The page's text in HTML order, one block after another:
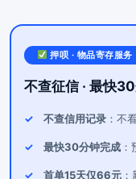
押呗 · 物品寄存服务
不查征信 · 最快
不查信用记录 ：不
最快30分钟完成
首单15天仅66元